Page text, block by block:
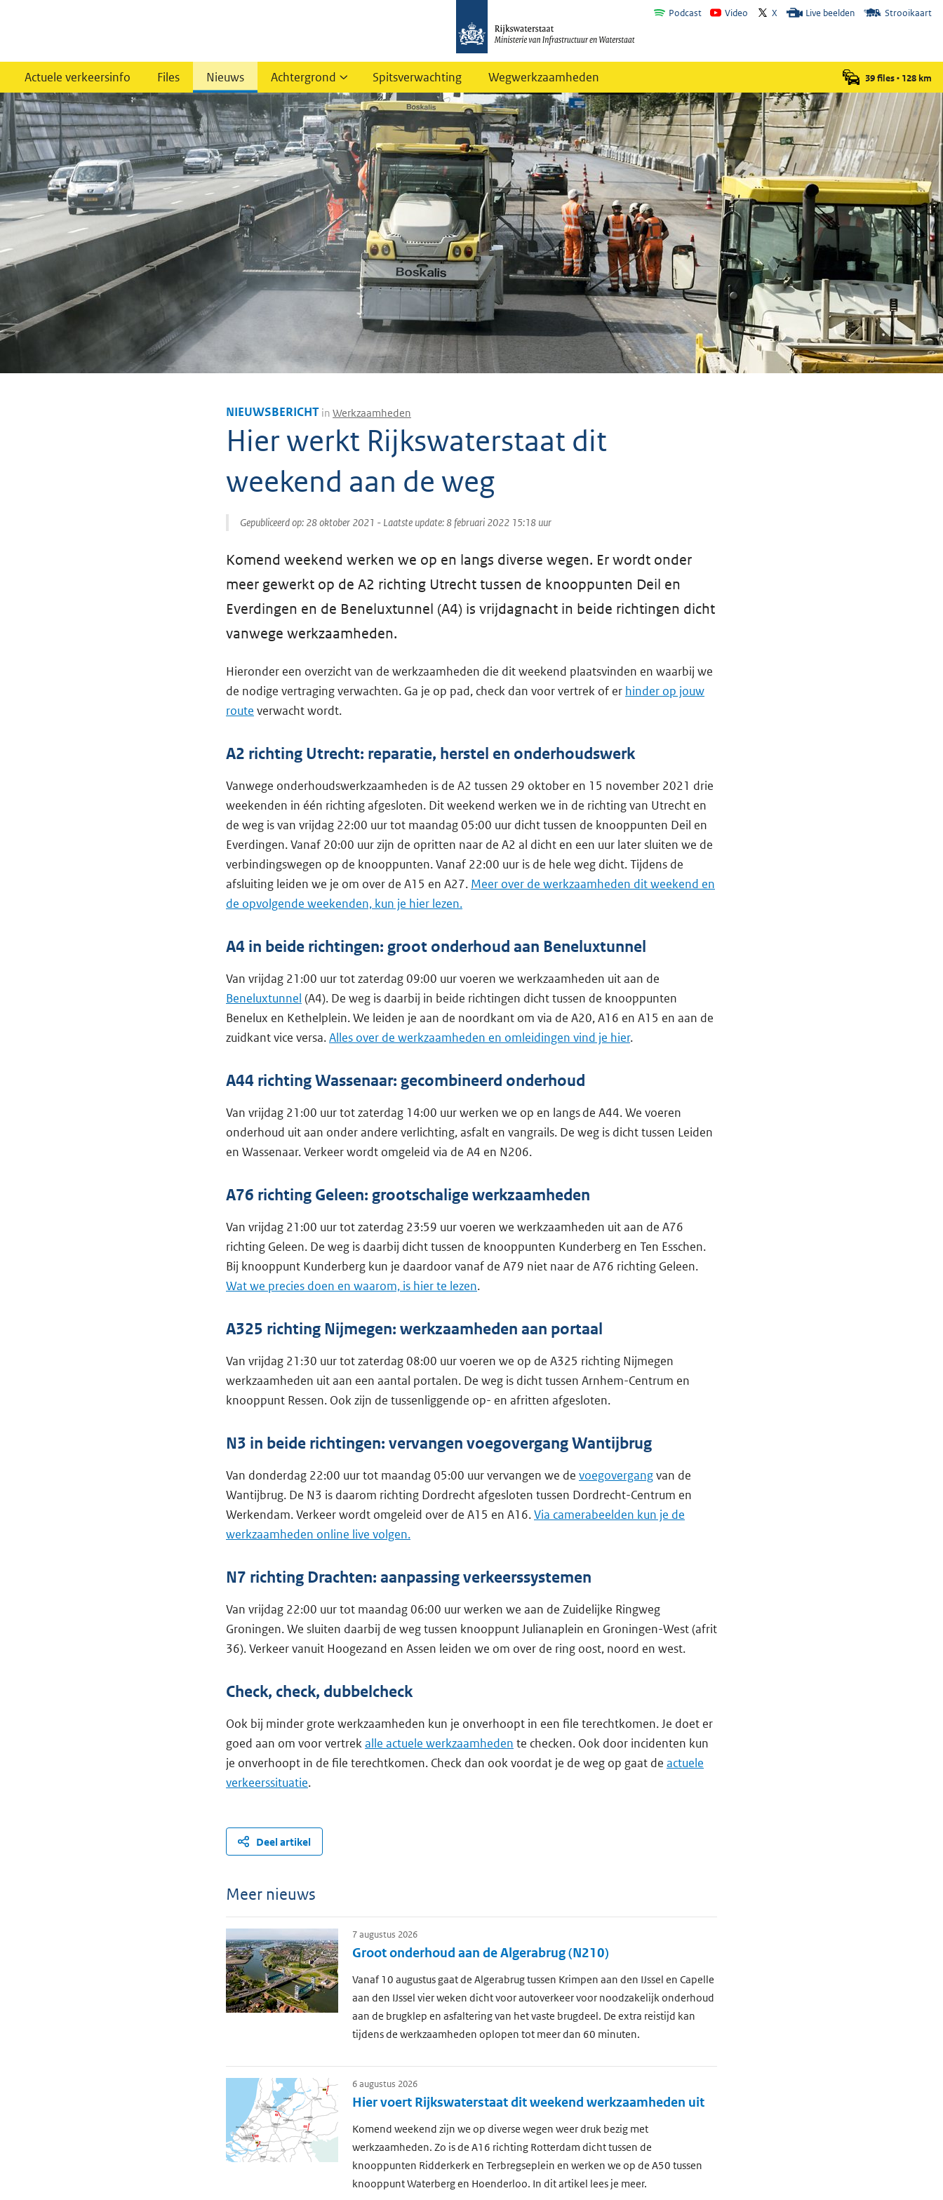
Podcast Video X Live beelden Strooikaart
Actuele verkeersinfo Files Nieuws Achtergrond Spitsverwachting Wegwerkzaamheden 39 files• 128 km
NIEUWSBERICHT in Werkzaamheden
Hier werkt Rijkswaterstaat dit
weekend aan de weg
Gepubliceerd op: 28 oktober 2021 - Laatste update:8 februari 2022 15:18 uur
Komend weekend werken we op en langs diverse wegen. Er wordt onder
meer gewerkt op de A2 richting Utrecht tussen de knooppunten Deil en
Everdingen en de Beneluxtunnel (A4) is vrijdagnacht in beide richtingen dicht
vanwege werkzaamheden.
Hieronder een overzicht van de werkzaamheden die dit weekend plaatsvinden en waarbij we
de nodige vertraging verwachten. Ga je op pad, check dan voor vertrek of er hinder op jouw
route verwacht wordt.
A2 richting Utrecht: reparatie, herstel en onderhoudswerk
Vanwege onderhoudswerkzaamheden is de A2 tussen 29 oktober en 15 november 2021 drie
weekenden in één richting afgesloten. Dit weekend werken we in de richting van Utrecht en
de weg is van vrijdag 22:00 uur tot maandag 05:00 uur dicht tussen de knooppunten Deil en
Everdingen. Vanaf 20:00 uur zijn de opritten naar de A2 al dicht en een uur later sluiten we de
verbindingswegen op de knooppunten. Vanaf 22:00 uur is de hele weg dicht. Tijdens de
afsluiting leiden we je om over de A15 en A27. Meer over de werkzaamheden dit weekend en
de opvolgende weekenden, kun je hier lezen.
A4 in beide richtingen: groot onderhoud aan Beneluxtunnel
Van vrijdag 21:00 uur tot zaterdag 09:00 uur voeren we werkzaamheden uit aan de
Beneluxtunnel (A4). De weg is daarbij in beide richtingen dicht tussen de knooppunten
Benelux en Kethelplein. We leiden je aan de noordkant om via de A20, A16 en A15 en aan de
zuidkant vice versa.Alles over de werkzaamheden en omleidingen vind je hier.
A44 richting Wassenaar: gecombineerd onderhoud
Van vrijdag 21:00 uur tot zaterdag 14:00 uur werken we op en langs de A44. We voeren
onderhoud uit aan onder andere verlichting, asfalt en vangrails. De weg is dicht tussen Leiden
en Wassenaar. Verkeer wordt omgeleid via de A4 en N206.
A76 richting Geleen: grootschalige werkzaamheden
Van vrijdag 21:00 uur tot zaterdag 23:59 uur voeren we werkzaamheden uit aan de A76
richting Geleen. De weg is daarbij dicht tussen de knooppunten Kunderberg en Ten Esschen.
Bij knooppunt Kunderberg kun je daardoor vanaf de A79 niet naar de A76 richting Geleen.
Wat we precies doen en waarom, is hier te lezen.
A325 richting Nijmegen: werkzaamheden aan portaal
Van vrijdag 21:30 uur tot zaterdag 08:00 uur voeren we op de A325 richting Nijmegen
werkzaamheden uit aan een aantal portalen. De weg is dicht tussen Arnhem-Centrum en
knooppunt Ressen. Ook zijn de tussenliggende op- en afritten afgesloten.
N3 in beide richtingen: vervangen voegovergang Wantijbrug
Van donderdag 22:00 uur tot maandag 05:00 uur vervangen we de voegovergangvan de
Wantijbrug. De N3 is daarom richting Dordrecht afgesloten tussen Dordrecht-Centrum en
Werkendam. Verkeer wordt omgeleid over de A15 en A16.Via camerabeelden kun je de
werkzaamheden online live volgen.
N7 richting Drachten: aanpassing verkeerssystemen
Van vrijdag 22:00 uur tot maandag 06:00 uur werken we aan de Zuidelijke Ringweg
Groningen. We sluiten daarbij de weg tussen knooppunt Julianaplein en Groningen-West (afrit
36). Verkeer vanuit Hoogezand en Assen leiden we om over de ring oost, noord en west.
Check, check, dubbelcheck
Ook bij minder grote werkzaamheden kun je onverhoopt in een file terechtkomen. Je doet er
goed aan om voor vertrekalle actuele werkzaamheden te checken. Ook door incidenten kun
je onverhoopt in de file terechtkomen. Check dan ook voordat je de weg op gaat de actuele
verkeerssituatie.
Deel artikel
Meer nieuws
Groot onderhoud aan de Algerabrug (N210)
7 augustus 2026
Vanaf 10 augustus gaat de Algerabrug tussen Krimpen aan den IJssel en Capelle
aan den IJssel vier weken dicht voor autoverkeer voor noodzakelijk onderhoud
aan de brugklep en asfaltering van het vaste brugdeel. De extra reistijd kan
tijdens de werkzaamheden oplopen tot meer dan 60 minuten.
Hier voert Rijkswaterstaat dit weekend werkzaamheden uit
6 augustus 2026
Komend weekend zijn we op diverse wegen weer druk bezig met
werkzaamheden. Zo is de A16 richting Rotterdam dicht tussen de
knooppunten Ridderkerk en Terbregseplein en werken we op de A50 tussen
knooppunt Waterberg en Hoenderloo. In dit artikel lees je meer.